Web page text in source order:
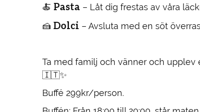
🍝 Pasta – Låt dig frestas av våra
🍰 Dolci – Avsluta med en söt
Ta med familj och vänner och
🇮🇹✨
Buffé 299kr/person.